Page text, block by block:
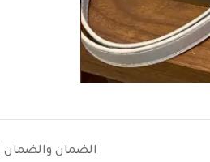
الضمان والضمان